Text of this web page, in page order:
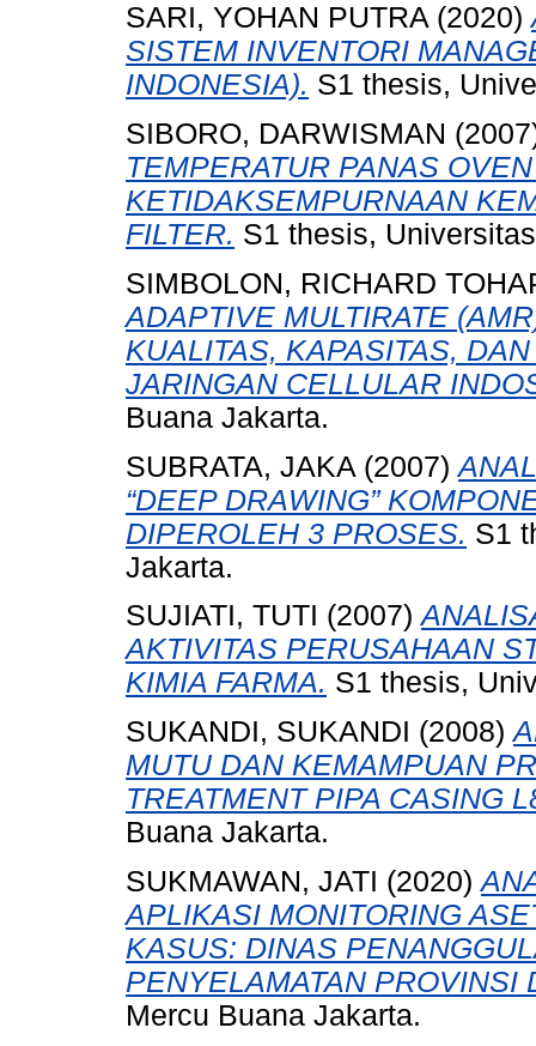
SARI, YOHAN PUTRA (2020)
SISTEM INVENTORI
INDONESIA). S1 thesis,
SIBORO, DARWISMAN
TEMPERATUR PANAS
KETIDAKSEMPURNAAN
FILTER. S1 thesis,
SIMBOLON, RICHARD
ADAPTIVE MULTIRATE
KUALITAS, KAPASITAS,
JARINGAN CELLULAR
Buana Jakarta.
SUBRATA, JAKA (2007)
“DEEP DRAWING”
DIPEROLEH 3 PROSES. S1
Jakarta.
SUJIATI, TUTI (2007)
AKTIVITAS PERUSAHAAN
KIMIA FARMA. S1 thesis,
SUKANDI, SUKANDI (2008)
MUTU DAN KEMAMPUAN
TREATMENT PIPA CASING
Buana Jakarta.
SUKMAWAN, JATI (2020)
APLIKASI MONITORING
KASUS: DINAS
PENYELAMATAN PROVINSI
Mercu Buana Jakarta.